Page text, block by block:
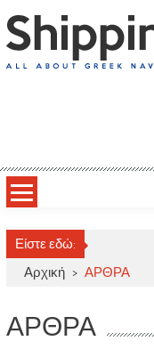
to
content
Είστε εδώ:
Αρχική > ΑΡΘΡΑ
ΑΡΘΡΑ